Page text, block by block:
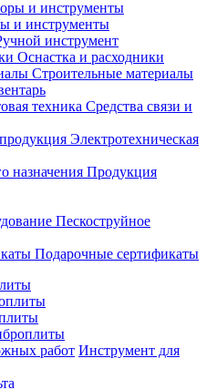
и инструменты
инструмент
Оснастка и расходники
Строительные материалы
Средства связи и
Электротехническая
Продукция
Пескоструйное
Подарочные сертификаты
Инструмент для